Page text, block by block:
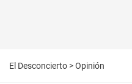
El Desconcierto >Opinión